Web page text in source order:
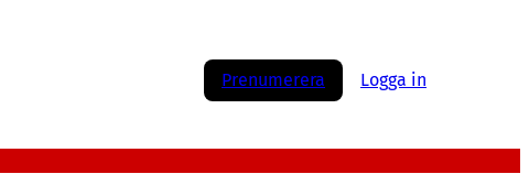
Prenumerera Logga in